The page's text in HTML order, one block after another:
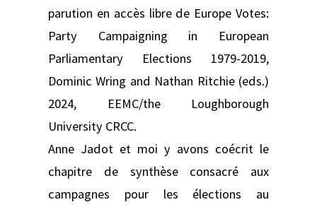
parution en accès libre de Europe Votes:
Party Campaigning in European
Parliamentary Elections 1979-2019,
Dominic Wring and Nathan Ritchie (eds.)
2024, EEMC/the Loughborough
University CRCC.
Anne Jadot et moi y avons coécrit le
chapitre de synthèse consacré aux
campagnes pour les élections au